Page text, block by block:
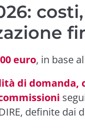
costi,
euro, in base
di domanda,
definite dai